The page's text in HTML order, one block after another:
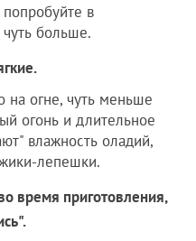
в
больше.
на огне, чуть меньше
огонь и длительное
влажность оладий,
лепешки.
время приготовления,